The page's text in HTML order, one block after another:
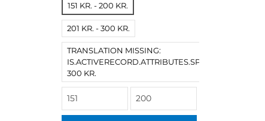
151 KR. - 200 KR.
201 KR. - 300 KR.
TRANSLATION MISSING:
IS.ACTIVERECORD.ATTRIBUTES.SPREE/
300 KR.